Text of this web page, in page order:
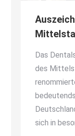
Das
des
sich in